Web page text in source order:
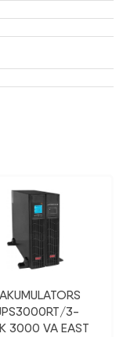
3-
3000 VA EAST